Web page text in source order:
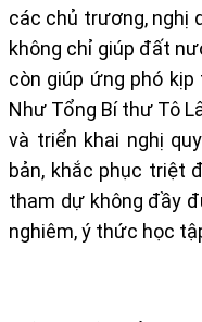
các chủ trương, nghị
không chỉ giúp đất
còn giúp ứng phó
Như Tổng Bí thư Tô
và triển khai nghị
bản, khắc phục triệt
tham dự không đầy
nghiêm, ý thức học